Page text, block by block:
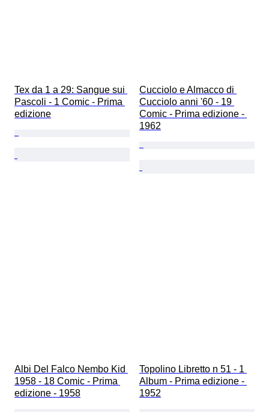
Tex da 1 a 29: Sangue sui
Pascoli - 1 Comic - Prima
edizione
Cucciolo e Almacco di
Cucciolo anni '60 - 19
Comic - Prima edizione -
1962
Albi Del Falco Nembo Kid
1958 - 18 Comic - Prima
edizione - 1958
Topolino Libretto n 51 - 1
Album - Prima edizione -
1952